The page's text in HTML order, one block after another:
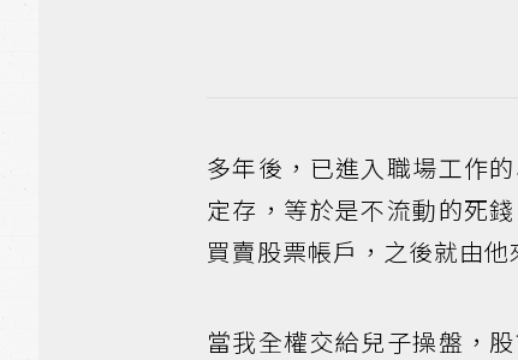
多年後，已進入職場工作
定存，等於是不流動的死
買賣股票帳戶，之後就由
當我全權交給兒子操盤，